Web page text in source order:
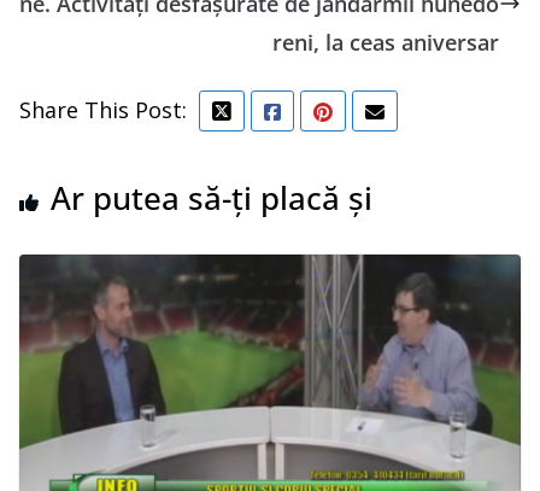
reni, la ceas aniversar
Share This Post:
Ar putea să-ți placă și